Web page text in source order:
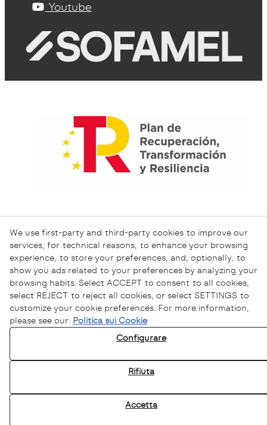
Youtube
Informativa sulla Privacy
We use first-party and third-party cookies to improve our
services, for technical reasons, to enhance your browsing
experience, to store your preferences, and, optionally, to
show you ads related to your preferences by analyzing your
browsing habits. Select ACCEPT to consent to all cookies,
select REJECT to reject all cookies, or select SETTINGS to
customize your cookie preferences. For more information,
please see our: Politica sui Cookie
Configurare
Rifiuta
Accetta